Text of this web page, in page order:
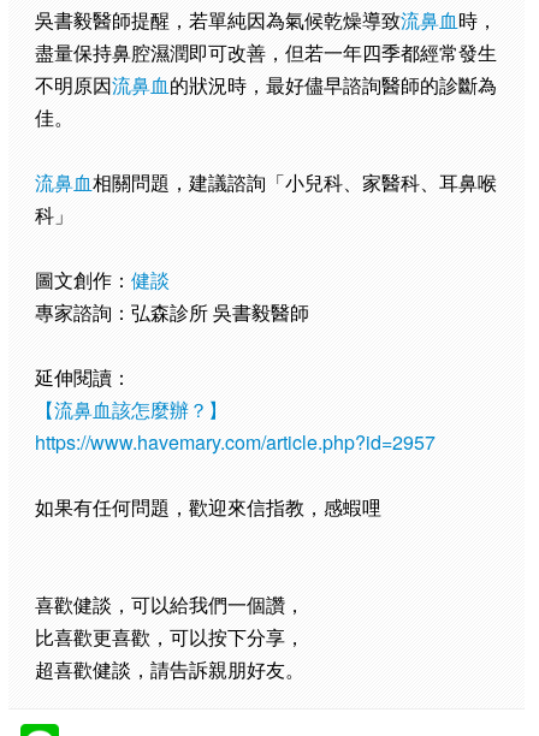
吳書毅醫師提醒，若單純因為氣候乾燥導致流鼻血時，
盡量保持鼻腔濕潤即可改善，但若一年四季都經常發生
不明原因流鼻血的狀況時，最好儘早諮詢醫師的診斷為
佳。
流鼻血相關問題，建議諮詢「小兒科、家醫科、耳鼻喉
科」
圖文創作： 健談
專家諮詢：弘森診所 吳書毅醫師
延伸閱讀：
【流鼻血該怎麼辦？】
https://www.havemary.com/article.php?id=2957
如果有任何問題，歡迎來信指教，感蝦哩
喜歡健談，可以給我們一個讚，
比喜歡更喜歡，可以按下分享，
超喜歡健談，請告訴親朋好友。